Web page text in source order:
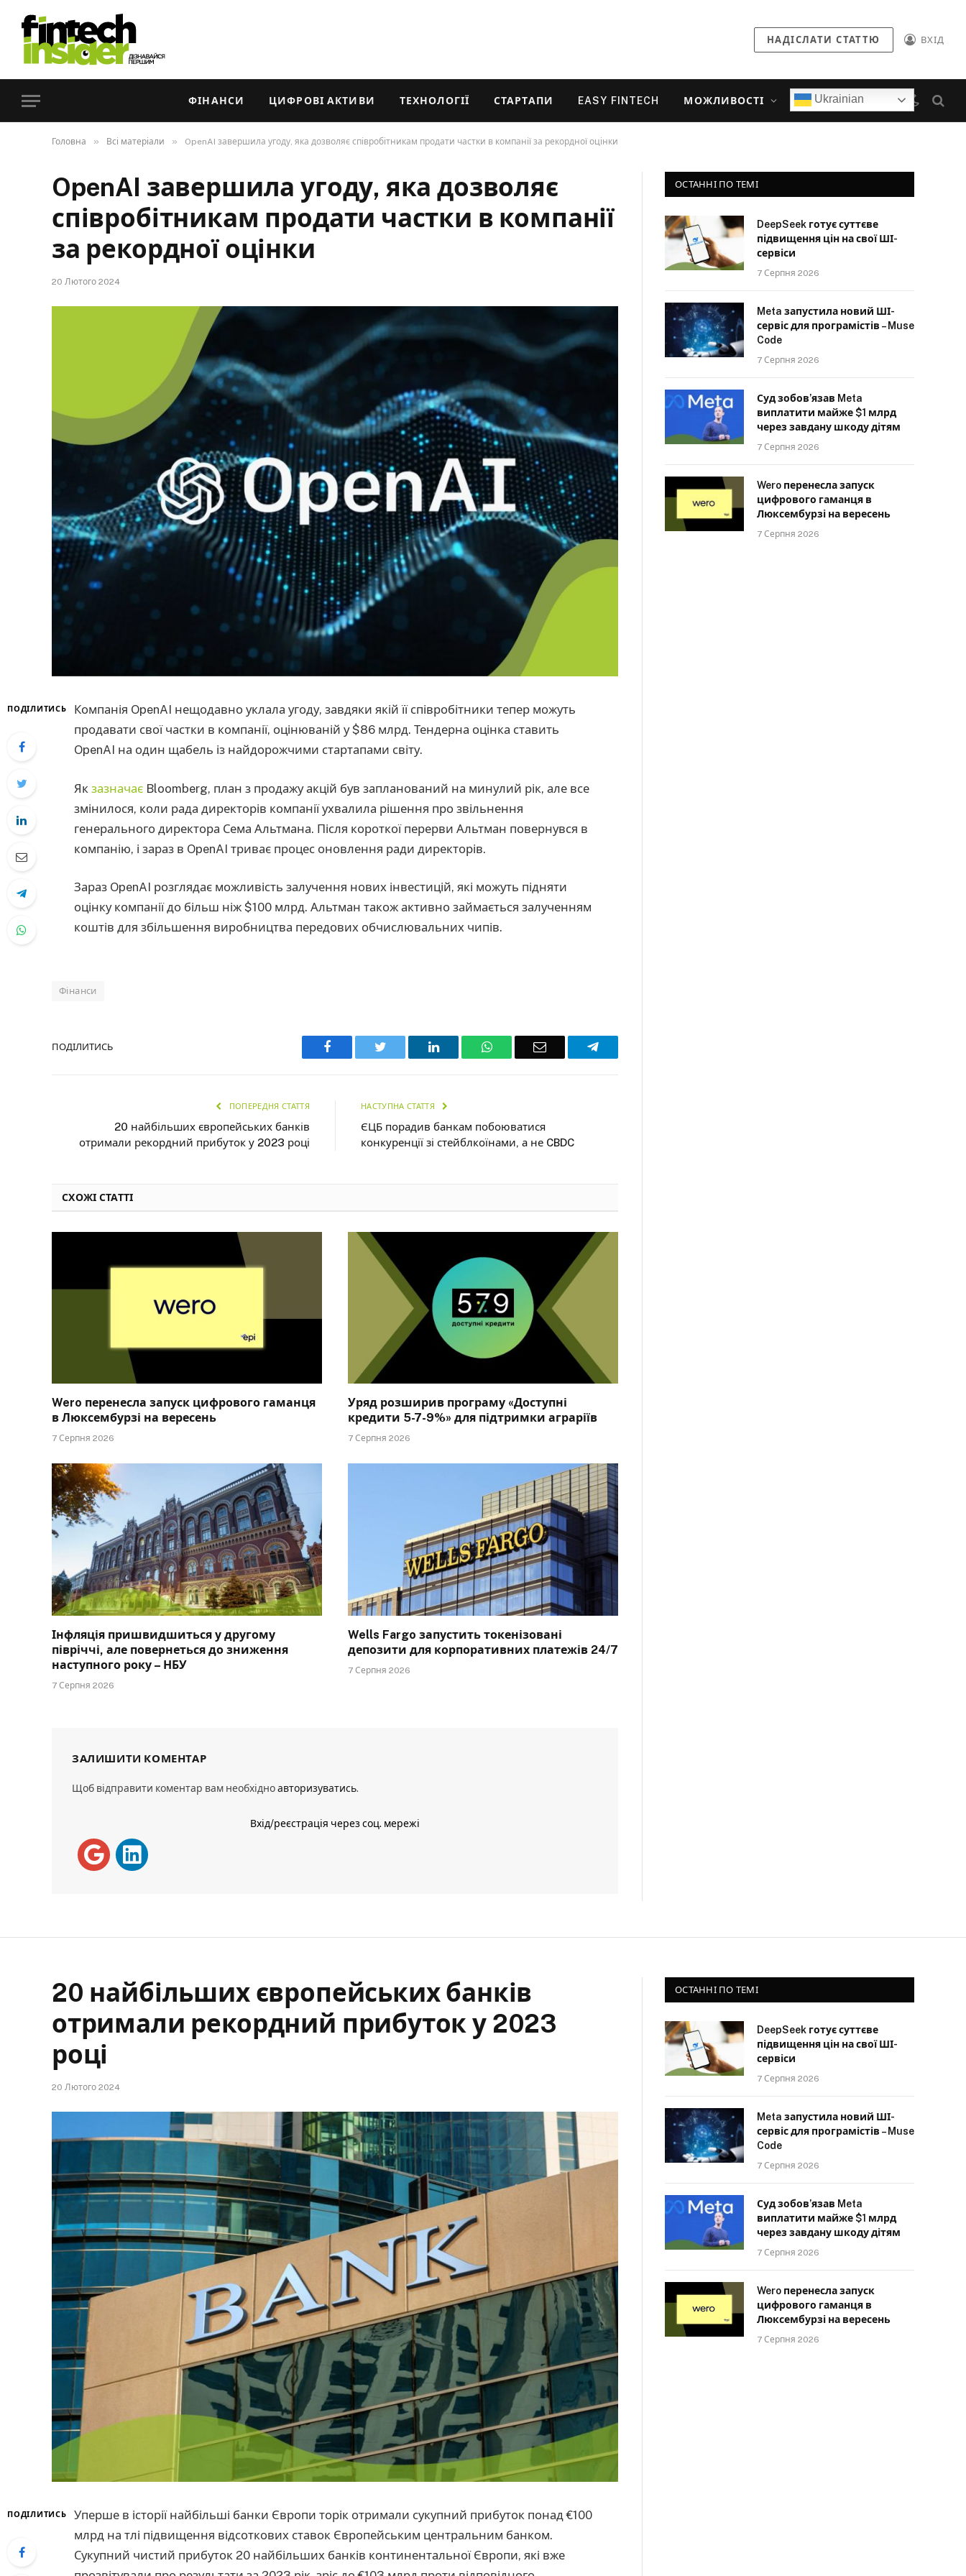
НАДІСЛАТИ СТАТТЮ ВХІД
ФІНАНСИ ЦИФРОВІ АКТИВИ ТЕХНОЛОГІЇ СТАРТАПИ EASY FINTECH МОЖЛИВОСТІ Ukrainian
Головна » Всі матеріали » OpenAI завершила угоду, яка дозволяє співробітникам продати частки в компанії за рекордної оцінки
OpenAI завершила угоду, яка дозволяє
співробітникам продати частки в компанії
за рекордної оцінки
20 Лютого 2024
ПОДІЛИТИСЬ
Компанія OpenAI нещодавно уклала угоду, завдяки якій її співробітники тепер можуть
продавати свої частки в компанії, оцінюваній у $86 млрд. Тендерна оцінка ставить
OpenAI на один щабель із найдорожчими стартапами світу.
Як зазначає Bloomberg, план з продажу акцій був запланований на минулий рік, але все
змінилося, коли рада директорів компанії ухвалила рішення про звільнення
генерального директора Сема Альтмана. Після короткої перерви Альтман повернувся в
компанію, і зараз в OpenAI триває процес оновлення ради директорів.
Зараз OpenAI розглядає можливість залучення нових інвестицій, які можуть підняти
оцінку компанії до більш ніж $100 млрд. Альтман також активно займається залученням
коштів для збільшення виробництва передових обчислювальних чипів.
Фінанси
ПОДІЛИТИСЬ Facebook Twitter LinkedIn WhatsAppEmail Telegram
ПОПЕРЕДНЯ СТАТТЯ
20 найбільших європейських банків
отримали рекордний прибуток у 2023 році
НАСТУПНА СТАТТЯ
ЄЦБ порадив банкам побоюватися
конкуренції зі стейблкоїнами, а не CBDC
СХОЖІ СТАТТІ
Wero перенесла запуск цифрового гаманця
в Люксембурзі на вересень
7 Серпня 2026
Уряд розширив програму «Доступні
кредити 5-7-9%» для підтримки аграріїв
7 Серпня 2026
Інфляція пришвидшиться у другому
півріччі, але повернеться до зниження
наступного року – НБУ
7 Серпня 2026
Wells Fargo запустить токенізовані
депозити для корпоративних платежів 24/7
7 Серпня 2026
ЗАЛИШИТИ КОМЕНТАР
Щоб відправити коментар вам необхідноавторизуватись.
Вхід/реєстрація через соц. мережі
ОСТАННІ ПО ТЕМІ
DeepSeek готує суттєве
підвищення цін на свої ШІ-
сервіси
7 Серпня 2026
Meta запустила новий ШІ-
сервіс для програмістів – Muse
Code
7 Серпня 2026
Суд зобов’язав Meta
виплатити майже $1 млрд
через завдану шкоду дітям
7 Серпня 2026
Wero перенесла запуск
цифрового гаманця в
Люксембурзі на вересень
7 Серпня 2026
20 найбільших європейських банків
отримали рекордний прибуток у 2023
році
20 Лютого 2024
ПОДІЛИТИСЬ
Уперше в історії найбільші банки Європи торік отримали сукупний прибуток понад €100
млрд на тлі підвищення відсоткових ставок Європейським центральним банком.
Сукупний чистий прибуток 20 найбільших банків континентальної Європи, які вже
ОСТАННІ ПО ТЕМІ
DeepSeek готує суттєве
підвищення цін на свої ШІ-
сервіси
7 Серпня 2026
Meta запустила новий ШІ-
сервіс для програмістів – Muse
Code
7 Серпня 2026
Суд зобов’язав Meta
виплатити майже $1 млрд
через завдану шкоду дітям
7 Серпня 2026
Wero перенесла запуск
цифрового гаманця в
Люксембурзі на вересень
7 Серпня 2026